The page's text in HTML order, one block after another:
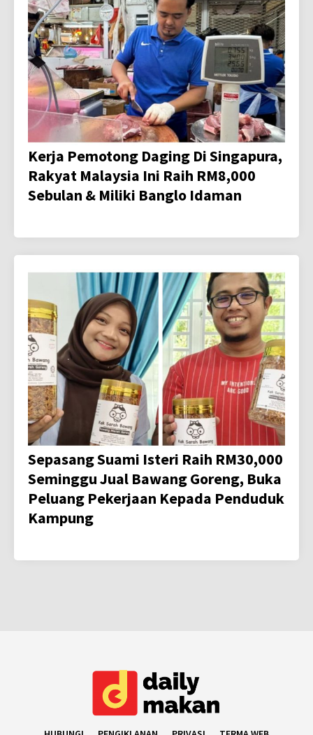
Kerja Pemotong Daging Di Singapura,
Rakyat Malaysia Ini Raih RM8,000
Sebulan & Miliki Banglo Idaman
Sepasang Suami Isteri Raih RM30,000
Seminggu Jual Bawang Goreng, Buka
Peluang Pekerjaan Kepada Penduduk
Kampung